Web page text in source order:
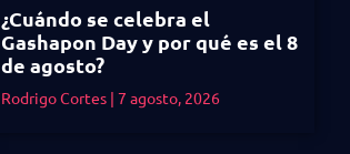
¿Cuándo se celebra el
Gashapon Day y por qué es el 8
de agosto?
Rodrigo Cortes 7 agosto, 2026